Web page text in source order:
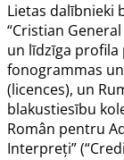
Lietas dalībnieki
“Cristian General
un līdzīga
fonogrammas
(licences), un
blakustiesību
Român pentru
Interpreți”